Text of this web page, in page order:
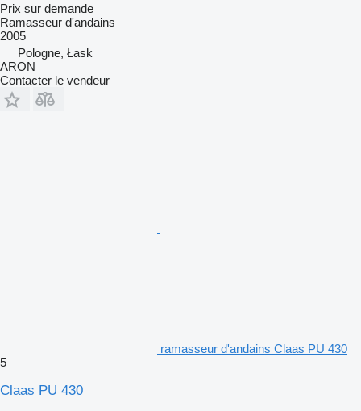
Prix sur demande
Ramasseur d'andains
2005
Pologne, Łask
ARON
Contacter le vendeur
ramasseur d'andains Claas PU 430
5
Claas PU 430